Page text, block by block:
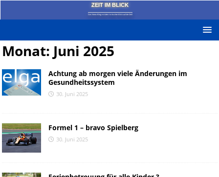
ZEIT IM BLICK
Das News-Blog mit dem kritischen Blick auf die Zeit!
Monat: Juni 2025
Achtung ab morgen viele Änderungen im
Gesundheitssystem
30. Juni 2025
Formel 1 – bravo Spielberg
30. Juni 2025